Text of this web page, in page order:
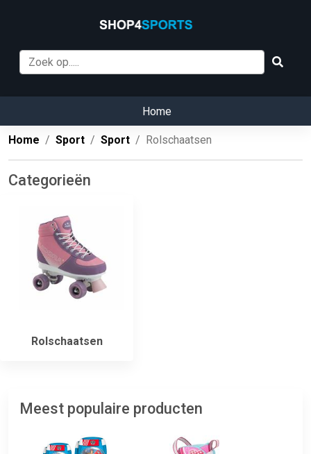
Home
Home Sport Sport Rolschaatsen
Categorieën
Rolschaatsen
Meest populaire producten